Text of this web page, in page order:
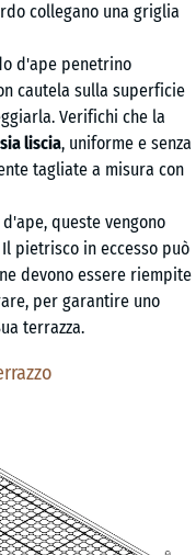
collegano una griglia
d'ape penetrino
cautela sulla superficie
Verifichi che la
liscia, uniforme e senza
tagliate a misura con
queste vengono
Il pietrisco in eccesso può
devono essere riempite
per garantire uno
terrazza.